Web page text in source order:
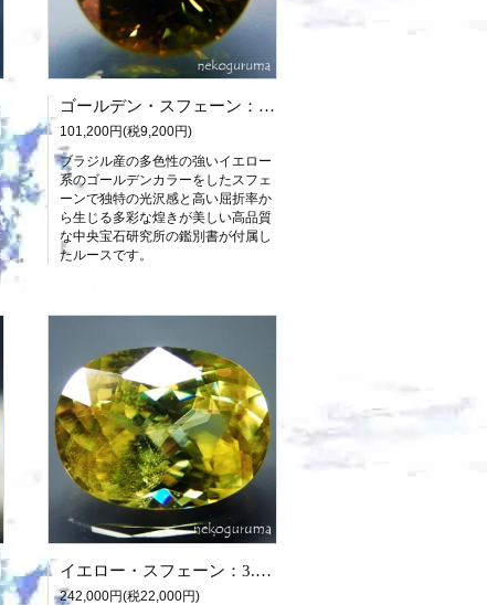
ゴールデン・スフェーン：2.226ct（中宝研鑑別書付属）
101,200円(税9,200円)
ブラジル産の多色性の強いイエロー
系のゴールデンカラーをしたスフェ
ーンで独特の光沢感と高い屈折率か
ら生じる多彩な煌きが美しい高品質
な中央宝石研究所の鑑別書が付属し
たルースです。
イエロー・スフェーン：3.385ct（中央宝石研究所鑑別書付属）
242,000円(税22,000円)